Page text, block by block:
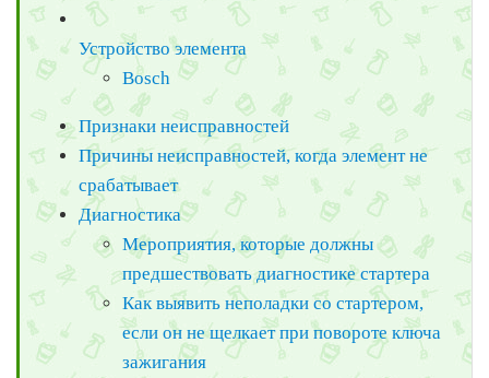
Устройство элемента
Bosch
Признаки неисправностей
Причины неисправностей, когда элемент не
срабатывает
Диагностика
Мероприятия, которые должны
предшествовать диагностике стартера
Как выявить неполадки со стартером,
если он не щелкает при повороте ключа
зажигания